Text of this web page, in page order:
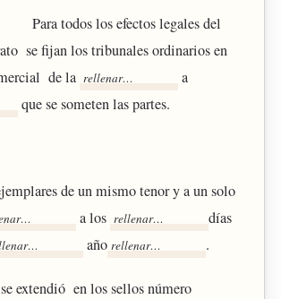
todos los efectos legales del
se fijan los tribunales ordinarios en
de la
a
que se someten las partes.
de un mismo tenor y a un solo
a los
días
año .
extendió en los sellos número